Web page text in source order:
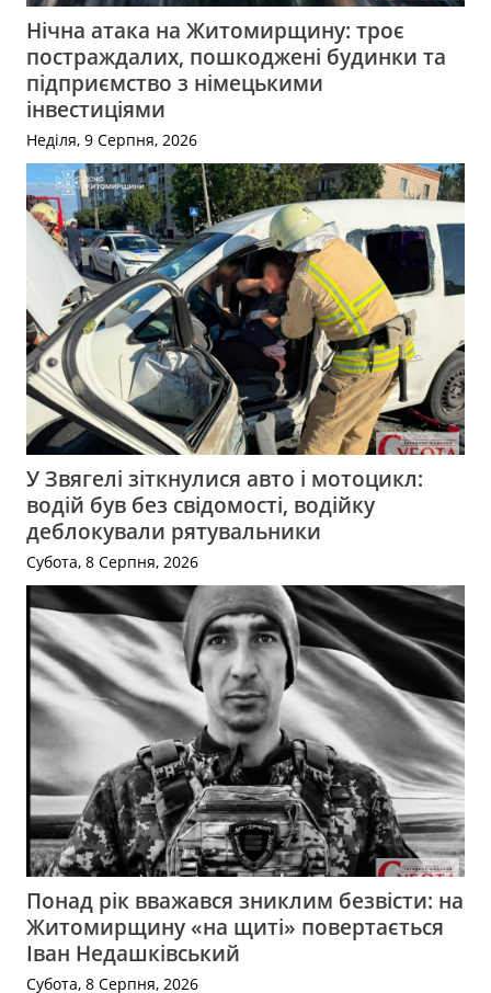
Нічна атака на Житомирщину: троє
постраждалих, пошкоджені будинки та
підприємство з німецькими
інвестиціями
Неділя, 9 Серпня, 2026
У Звягелі зіткнулися авто і мотоцикл:
водій був без свідомості, водійку
деблокували рятувальники
Субота, 8 Серпня, 2026
Понад рік вважався зниклим безвісти: на
Житомирщину «на щиті» повертається
Іван Недашківський
Субота, 8 Серпня, 2026